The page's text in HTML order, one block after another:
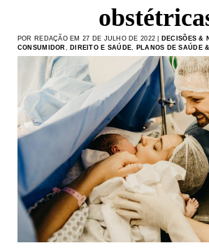
POR REDAÇÃO EM 27 DE JULHO DE 2022 | DECISÕES &
CONSUMIDOR, DIREITO E SAÚDE, PLANOS DE SAÚDE